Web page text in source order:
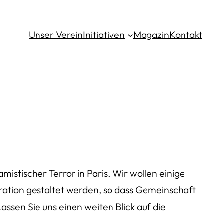
Unser VereinInitiativen MagazinKontakt
Terror in Paris. Wir wollen einige
gestaltet werden, so dass Gemeinschaft
Sie uns einen weiten Blick auf die